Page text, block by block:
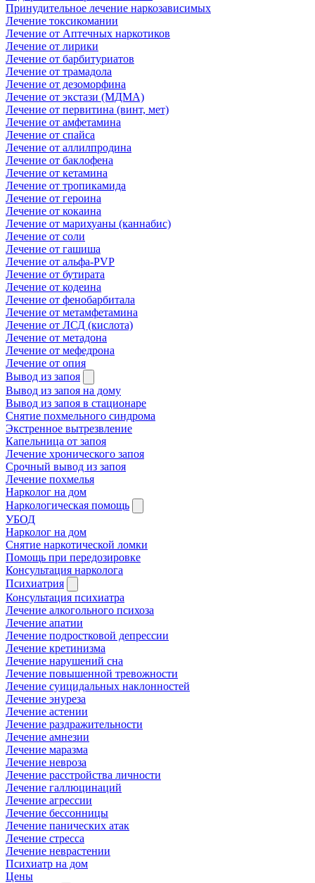
Принудительное лечение наркозависимых
Лечение токсикомании
Лечение от Аптечных наркотиков
Лечение от лирики
Лечение от барбитуриатов
Лечение от трамадола
Лечение от дезоморфина
Лечение от экстази (МДМА)
Лечение от первитина (винт, мет)
Лечение от амфетамина
Лечение от спайса
Лечение от аллилпродина
Лечение от баклофена
Лечение от кетамина
Лечение от тропикамида
Лечение от героина
Лечение от кокаина
Лечение от марихуаны (каннабис)
Лечение от соли
Лечение от гашиша
Лечение от альфа-PVP
Лечение от бутирата
Лечение от кодеина
Лечение от фенобарбитала
Лечение от метамфетамина
Лечение от ЛСД (кислота)
Лечение от метадона
Лечение от мефедрона
Лечение от опия
Вывод из запоя
Вывод из запоя на дому
Вывод из запоя в стационаре
Снятие похмельного синдрома
Экстренное вытрезвление
Капельница от запоя
Лечение хронического запоя
Срочный вывод из запоя
Лечение похмелья
Нарколог на дом
Наркологическая помощь
УБОД
Нарколог на дом
Снятие наркотической ломки
Помощь при передозировке
Консультация нарколога
Психиатрия
Консультация психиатра
Лечение алкогольного психоза
Лечение апатии
Лечение подростковой депрессии
Лечение кретинизма
Лечение нарушений сна
Лечение повышенной тревожности
Лечение суицидальных наклонностей
Лечение энуреза
Лечение астении
Лечение раздражительности
Лечение амнезии
Лечение маразма
Лечение невроза
Лечение расстройства личности
Лечение галлюцинаций
Лечение агрессии
Лечение бессонницы
Лечение панических атак
Лечение стресса
Лечение неврастении
Психиатр на дом
Цены